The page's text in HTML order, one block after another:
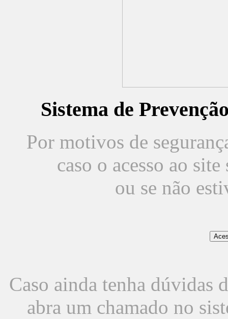
Sistema de
Por motivos de
caso o acesso ao
ou se não
Caso ainda tenha dúvidas
abra um chamado no